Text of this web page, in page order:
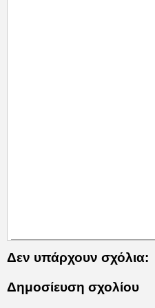
Δεν υπάρχουν σχόλια:
Δημοσίευση σχολίου